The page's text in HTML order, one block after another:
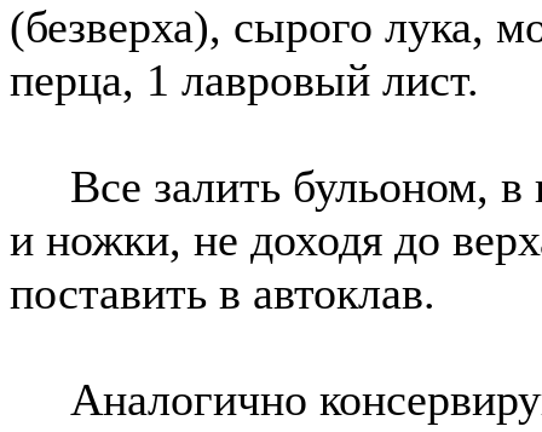
(безверха), сырого лука,
перца, 1 лавровый лист.
Все залить бульоном, в
и ножки, не доходя до
поставить в автоклав.
Аналогично